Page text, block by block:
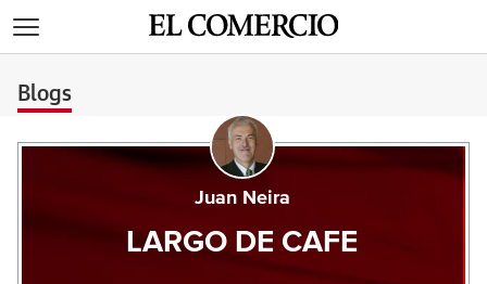
Blogs
Juan Neira
LARGO DE CAFE